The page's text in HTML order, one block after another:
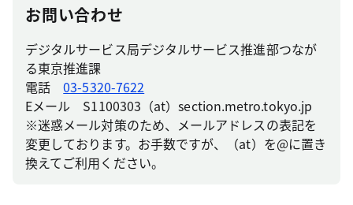
お問い合わせ
デジタルサービス局デジタルサービス推進部つなが
る東京推進課
電話03-5320-7622
Eメール S1100303（at）section.metro.tokyo.jp
※迷惑メール対策のため、メールアドレスの表記を
変更しております。お手数ですが、（at）を@に置き
換えてご利用ください。